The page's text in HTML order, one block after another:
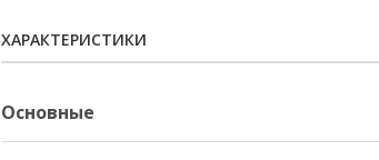
ХАРАКТЕРИСТИКИ
Основные